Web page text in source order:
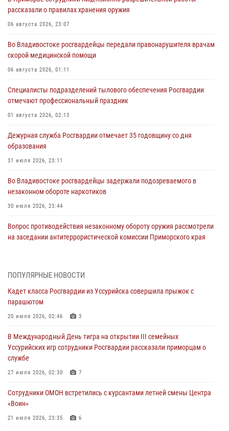
рассказали о правилах хранения оружия
06 августа 2026, 23:07
Во Владивостоке росгвардейцы передали правонарушителя врачам
скорой медицинской помощи
06 августа 2026, 01:11
Специалисты подразделений тылового обеспечения Росгвардии
отмечают профессиональный праздник
01 августа 2026, 02:13
Дежурная служба Росгвардии отмечает 35 годовщину со дня
образования
31 июля 2026, 23:11
Во Владивостоке росгвардейцы задержали подозреваемого в
незаконном обороте наркотиков
30 июля 2026, 23:44
Вопрос противодействия незаконному обороту оружия рассмотрели
на заседании антитеррористической комиссии Приморского края
Во Владивостоке во дворе жилого дома сотрудники
В День Крещения Руси в Князь-Владимирском храме – Главном
ходом
28 июля 2026, 10:29
Росгвардейцы в Приморье приняли участие в молебне,
28 июля 2026, 05:39
В Международный День тигра на открытии III семейных
ПОПУЛЯРНЫЕ НОВОСТИ
Кадет класса Росгвардии из Уссурийска совершила прыжок с
парашютом
20 июля 2026, 02:46 3
В Международный День тигра на открытии III семейных
Уссурийских игр сотрудники Росгвардии рассказали приморцам о
службе
27 июля 2026, 02:30 7
Сотрудники ОМОН встретились с курсантами летней смены Центра
«Воин»
21 июля 2026, 23:35 6